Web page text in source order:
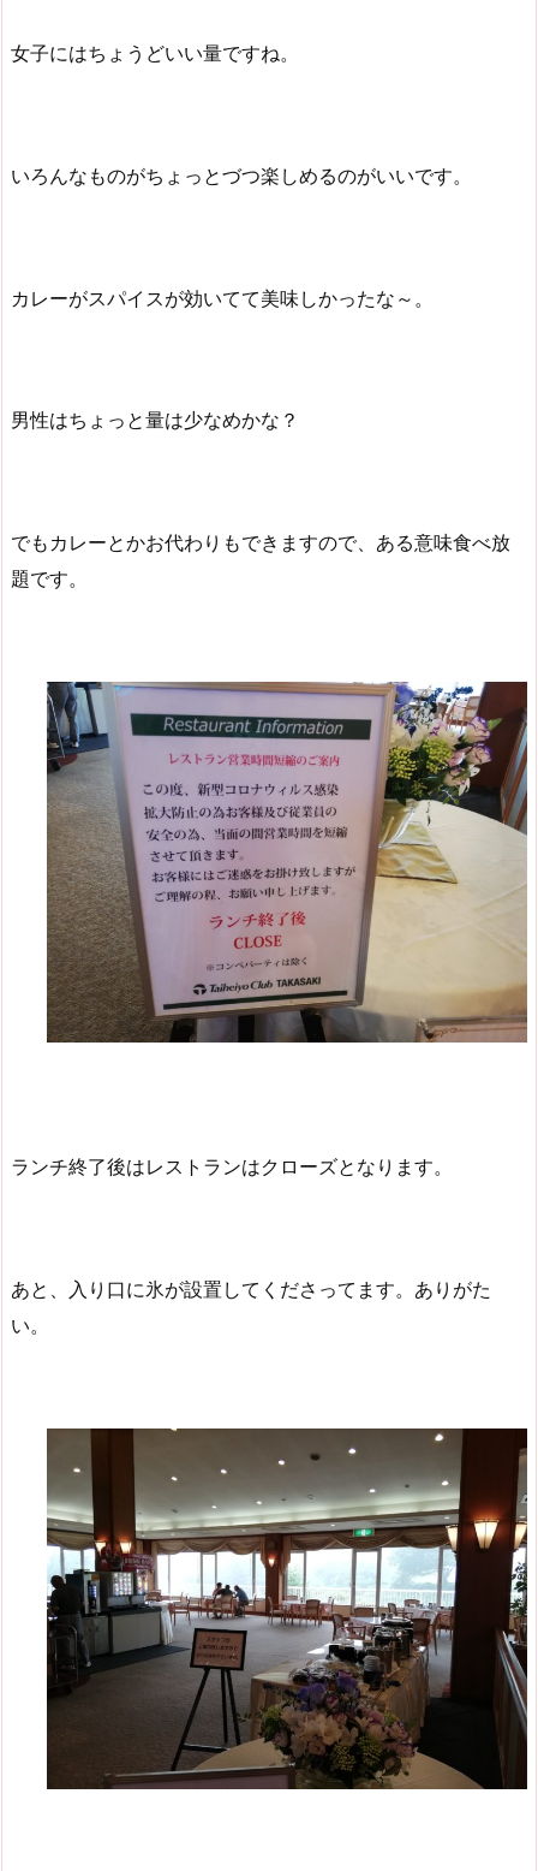
女子にはちょうどいい量ですね。
いろんなものがちょっとづつ楽しめるのがいいです。
カレーがスパイスが効いてて美味しかったな～。
男性はちょっと量は少なめかな？
でもカレーとかお代わりもできますので、ある意味食べ放
題です。
ランチ終了後はレストランはクローズとなります。
あと、入り口に氷が設置してくださってます。ありがた
い。